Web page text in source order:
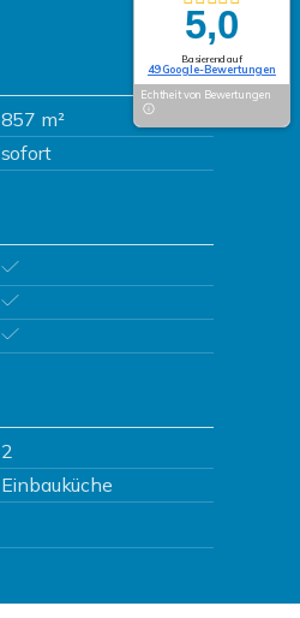
857 m²
sofort
2
Einbauküche
5,0
Basierend auf
49 Google-Bewertungen
Echtheit von Bewertungen